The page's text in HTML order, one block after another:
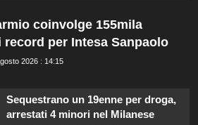
coinvolge 155mila
per Intesa Sanpaolo
2026 : 14:15
Sequestrano un 19enne per droga,
arrestati 4 minori nel Milanese